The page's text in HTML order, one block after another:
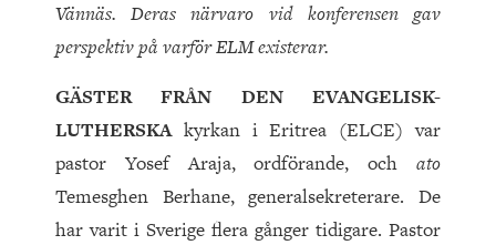
Vännäs. Deras närvaro vid konferensen gav
perspektiv på varför ELM existerar.
GÄSTER FRÅN DEN EVANGELISK-
LUTHERSKA kyrkan i Eritrea (ELCE) var
pastor Yosef Araja, ordförande, och ato
Temesghen Berhane, generalsekreterare. De
har varit i Sverige flera gånger tidigare. Pastor